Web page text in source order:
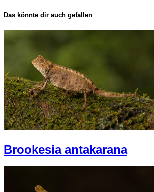
Das könnte dir auch gefallen
Brookesia antakarana